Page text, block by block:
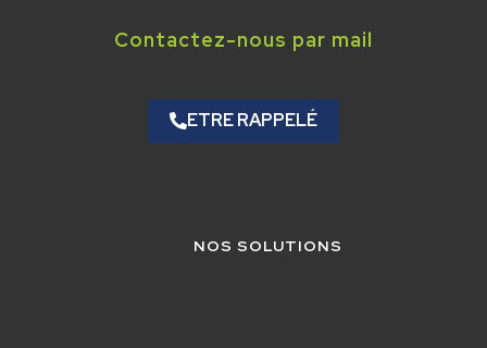
Contactez-nous par mail
ETRE RAPPELÉ
NOS SOLUTIONS